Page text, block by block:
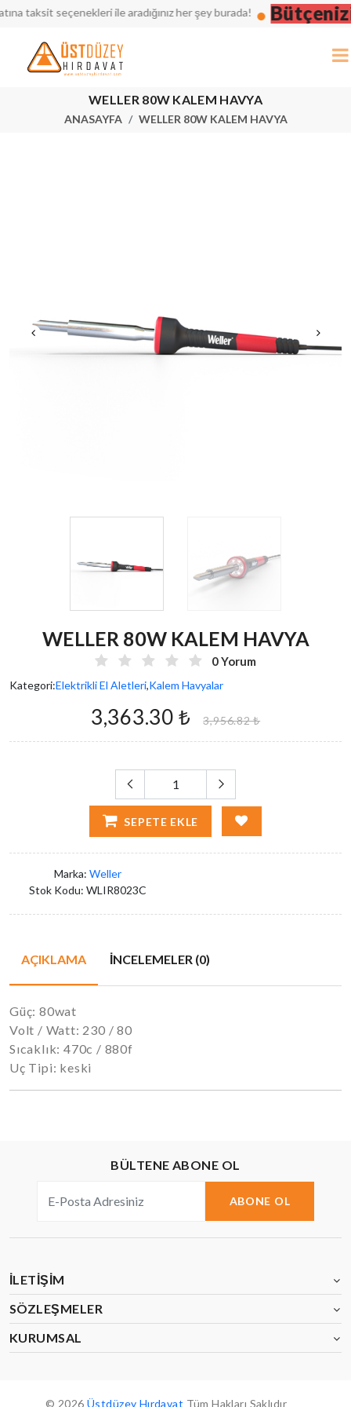
seçenekleri ile aradığınız her şey burada! Bütçenizi
WELLER 80W KALEM HAVYA
ANASAYFA WELLER 80W KALEM HAVYA
WELLER 80W KALEM HAVYA
0 Yorum
Kategori:Elektrikli El Aletleri,Kalem Havyalar
3,363.30 ₺ 3,956.82 ₺
SEPETE EKLE
Marka: Weller
Stok Kodu: WLIR8023C
AÇIKLAMA İNCELEMELER (0)
Güç: 80wat
Volt / Watt: 230 / 80
Sıcaklık: 470c / 880f
Uç Tipi: keski
BÜLTENE ABONE OL
ABONE OL
İLETIŞIM
SÖZLEŞMELER
KURUMSAL
© 2026 Üstdüzey Hırdavat Tüm Hakları Saklıdır